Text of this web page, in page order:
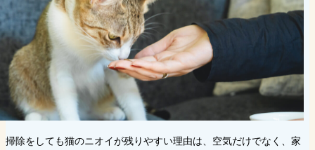
掃除をしても猫のニオイが残りやすい理由は、空気だけでなく、家